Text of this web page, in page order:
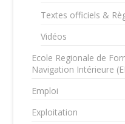
Textes officiels &
Vidéos
Ecole Regionale de
Navigation Intérieure
Emploi
Exploitation